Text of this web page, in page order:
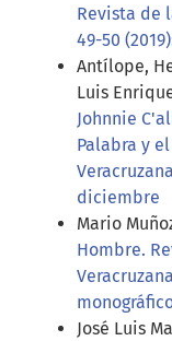
Revista de
49-50
Antílope,
Luis
Johnnie
Palabra y
diciembre
Mario
Hombre.
José Luis